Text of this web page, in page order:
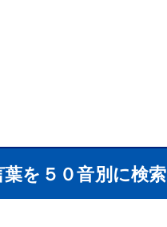
を５０音別に検索